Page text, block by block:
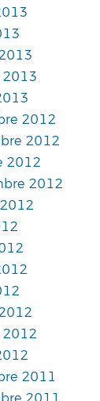
2013
2012
2012
2012
2012
2012
2011